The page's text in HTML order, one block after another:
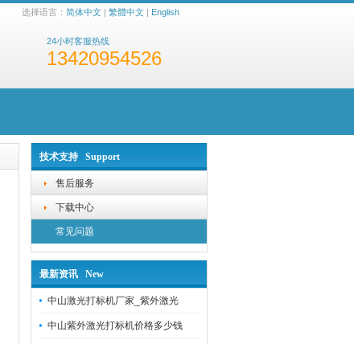
选择语言： 简体中文 | 繁體中文 | English
24小时客服热线
13420954526
技术支持 Support
售后服务
下载中心
常见问题
最新资讯 New
中山激光打标机厂家_紫外激光
中山紫外激光打标机价格多少钱